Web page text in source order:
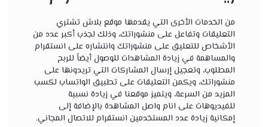
من الخدمات الأخرى التي يقدمها موقع بلاش تشتري
التعليقات وتفاعل على منشوراتك، وذلك لجذب أكبر عدد من
الأشخاص للتعليق على منشوراتك وانتشاره على انستقرام
والمساهمة في زيادة المشاهدات للوصول أيضاً للربح
المطلوب، وتعجيل إرسال المشاركات التي تريدونها على
منشوراتك، ويكمن التعليقات على تطبيق الواتساب لكسب
المزيد من السرعة، ويتميز موقعنا في زيادة نسبية
للفيديوهات على انام واصل المشاهدة بالإضافة إلى
إمكانية زيادة عدد المستخدمين انستقرام للاتصال المجاني.